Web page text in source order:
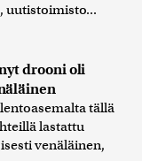
uutistoimisto...
drooni oli
tällä
lastattu
venäläinen,